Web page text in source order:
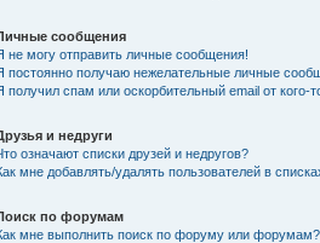
сообщения
не могу отправить личные сообщения!
постоянно получаю нежелательные личные
получил спам или оскорбительный email от кого-
и недруги
означают списки друзей и недругов?
мне добавлять/удалять пользователей в
по форумам
мне выполнить поиск по форуму или форумам?